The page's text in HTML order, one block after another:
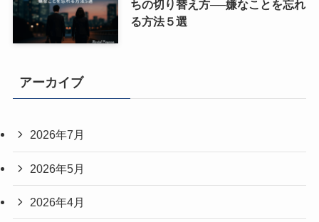
ちの切り替え方──嫌なことを忘れ
る方法５選
アーカイブ
2026年7月
2026年5月
2026年4月